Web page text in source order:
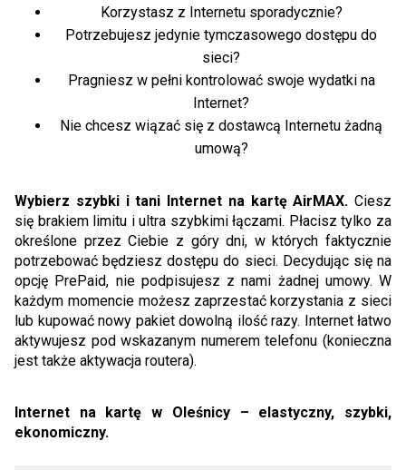
Korzystasz z Internetu sporadycznie?
Potrzebujesz jedynie tymczasowego dostępu do
sieci?
Pragniesz w pełni kontrolować swoje wydatki na
Internet?
Nie chcesz wiązać się z dostawcą Internetu żadną
umową?
Wybierz szybki i tani Internet na kartę AirMAX. Ciesz
się brakiem limitu i ultra szybkimi łączami. Płacisz tylko za
określone przez Ciebie z góry dni, w których faktycznie
potrzebować będziesz dostępu do sieci. Decydując się na
opcję PrePaid, nie podpisujesz z nami żadnej umowy. W
każdym momencie możesz zaprzestać korzystania z sieci
lub kupować nowy pakiet dowolną ilość razy. Internet łatwo
aktywujesz pod wskazanym numerem telefonu (konieczna
jest także aktywacja routera).
Internet na kartę w Oleśnicy – elastyczny, szybki,
ekonomiczny.